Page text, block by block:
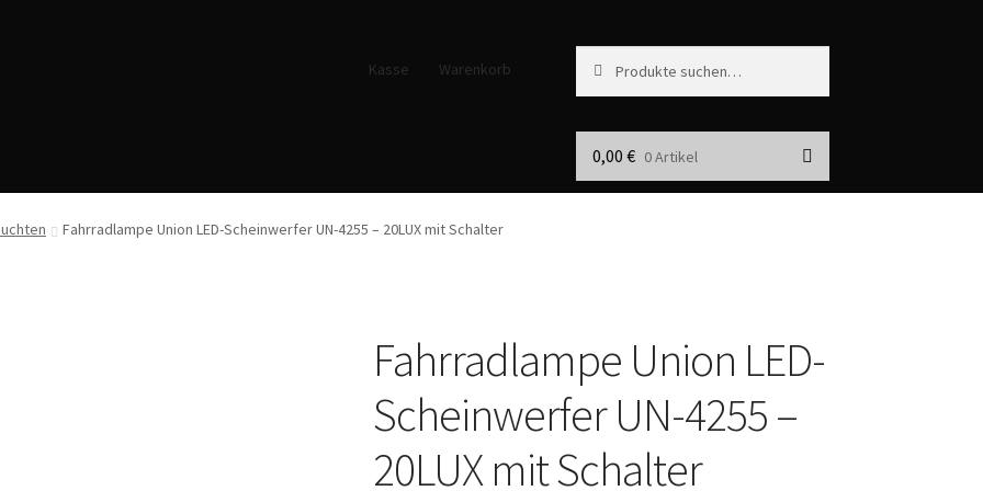
Kasse Warenkorb
nach:
h
0,00 € 0 Artikel
Fahrradlampe Union LED-Scheinwerfer UN-4255 – 20LUX mit Schalter
Fahrradlampe Union LED-
Scheinwerfer UN-4255 –
20LUX mit Schalter